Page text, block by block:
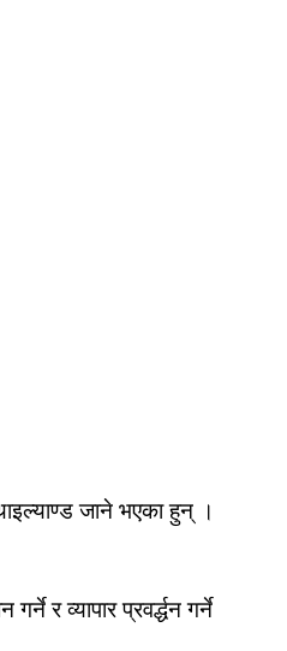
जाने भएका हुन् ।
र व्यापार प्रवर्द्धन गर्ने